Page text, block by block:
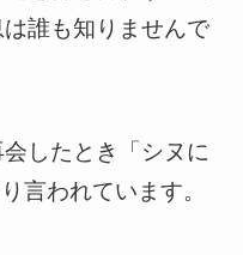
誰も知りませんで
したとき「シヌに
言われています。